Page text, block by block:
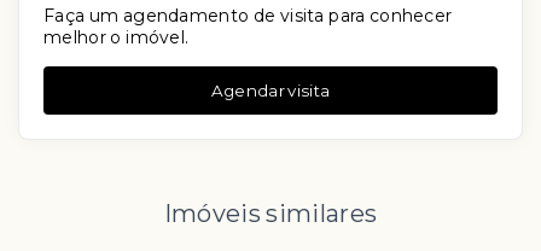
Faça um agendamento de visita para conhecer
melhor o imóvel.
Agendar visita
Imóveis similares